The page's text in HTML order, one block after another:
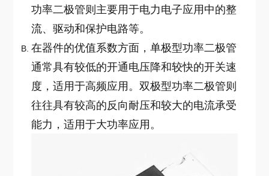
功率二极管则主要用于电力电子应用中的整
流、驱动和保护电路等。
在器件的优值系数方面，单极型功率二极管
通常具有较低的开通电压降和较快的开关速
度，适用于高频应用。双极型功率二极管则
往往具有较高的反向耐压和较大的电流承受
能力，适用于大功率应用。